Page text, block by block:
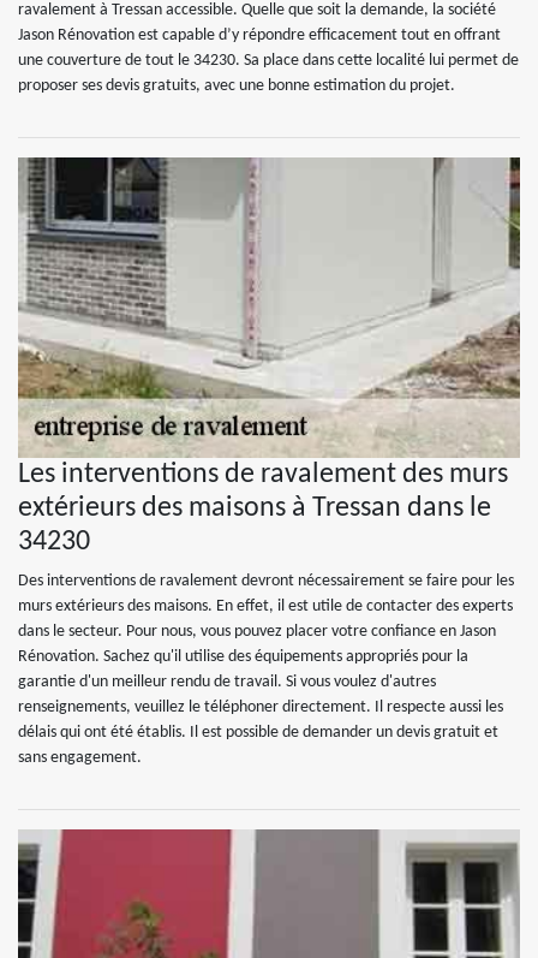
ravalement à Tressan accessible. Quelle que soit la demande, la société
Jason Rénovation est capable d’y répondre efficacement tout en offrant
une couverture de tout le 34230. Sa place dans cette localité lui permet de
proposer ses devis gratuits, avec une bonne estimation du projet.
Les interventions de ravalement des murs
extérieurs des maisons à Tressan dans le
34230
Des interventions de ravalement devront nécessairement se faire pour les
murs extérieurs des maisons. En effet, il est utile de contacter des experts
dans le secteur. Pour nous, vous pouvez placer votre confiance en Jason
Rénovation. Sachez qu'il utilise des équipements appropriés pour la
garantie d'un meilleur rendu de travail. Si vous voulez d'autres
renseignements, veuillez le téléphoner directement. Il respecte aussi les
délais qui ont été établis. Il est possible de demander un devis gratuit et
sans engagement.